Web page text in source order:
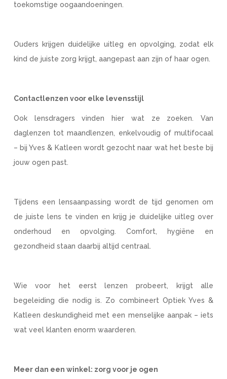
toekomstige oogaandoeningen.
Ouders krijgen duidelijke uitleg en opvolging, zodat elk
kind de juiste zorg krijgt, aangepast aan zijn of haar ogen.
Contactlenzen voor elke levensstijl
Ook lensdragers vinden hier wat ze zoeken. Van
daglenzen tot maandlenzen, enkelvoudig of multifocaal
– bij Yves & Katleen wordt gezocht naar wat het beste bij
jouw ogen past.
Tijdens een lensaanpassing wordt de tijd genomen om
de juiste lens te vinden en krijg je duidelijke uitleg over
onderhoud en opvolging. Comfort, hygiëne en
gezondheid staan daarbij altijd centraal.
Wie voor het eerst lenzen probeert, krijgt alle
begeleiding die nodig is. Zo combineert Optiek Yves &
Katleen deskundigheid met een menselijke aanpak – iets
wat veel klanten enorm waarderen.
Meer dan een winkel: zorg voor je ogen